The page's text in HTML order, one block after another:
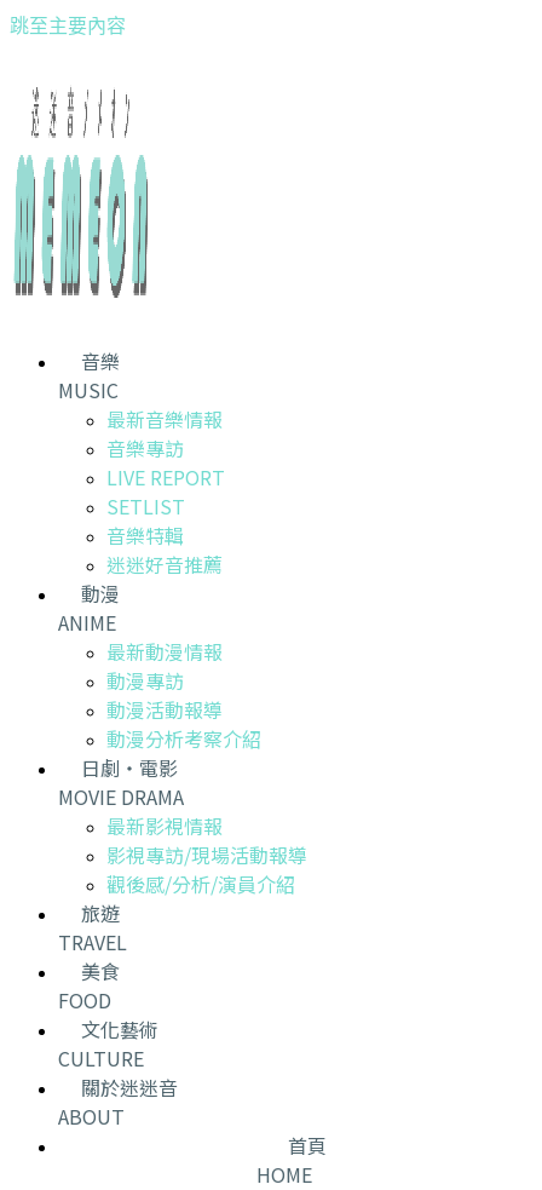
跳至主要內容
音樂
MUSIC
最新音樂情報
音樂專訪
LIVE REPORT
SETLIST
音樂特輯
迷迷好音推薦
動漫
ANIME
最新動漫情報
動漫專訪
動漫活動報導
動漫分析考察介紹
日劇・電影
MOVIE DRAMA
最新影視情報
影視專訪/現場活動報導
觀後感/分析/演員介紹
旅遊
TRAVEL
美食
FOOD
文化藝術
CULTURE
關於迷迷音
ABOUT
首頁
HOME